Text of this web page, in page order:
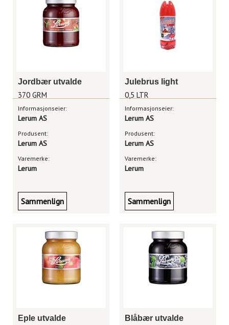
Jordbær utvalde
370 GRM
Informasjonseier:
Lerum AS
Produsent:
Lerum AS
Varemerke:
Lerum
Sammenlign
Julebrus light
0,5 LTR
Informasjonseier:
Lerum AS
Produsent:
Lerum AS
Varemerke:
Lerum
Sammenlign
Eple utvalde Blåbær utvalde